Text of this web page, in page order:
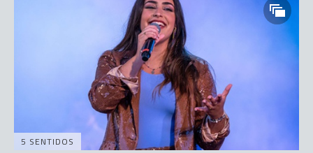
5 SENTIDOS